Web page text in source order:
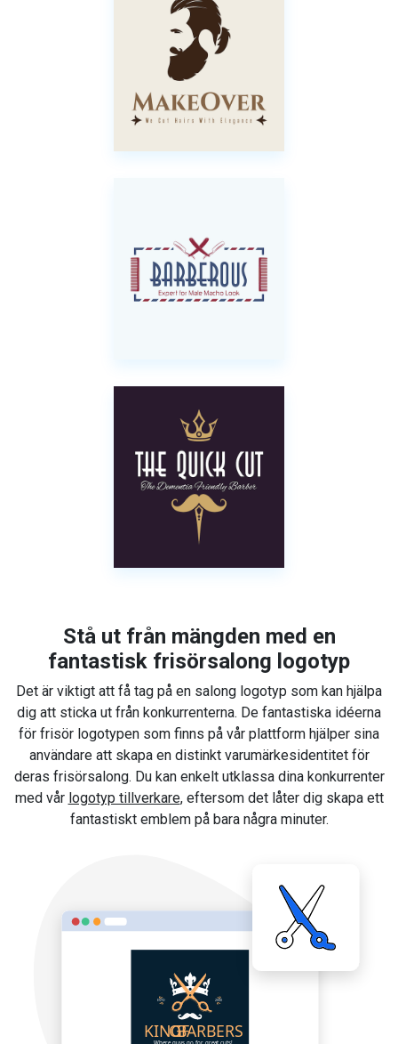
Stå ut från mängden med en
fantastisk frisörsalong logotyp
Det är viktigt att få tag på en salong logotyp som kan hjälpa
dig att sticka ut från konkurrenterna. De fantastiska idéerna
för frisör logotypen som finns på vår plattform hjälper sina
användare att skapa en distinkt varumärkesidentitet för
deras frisörsalong. Du kan enkelt utklassa dina konkurrenter
med vår logotyp tillverkare, eftersom det låter dig skapa ett
fantastiskt emblem på bara några minuter.